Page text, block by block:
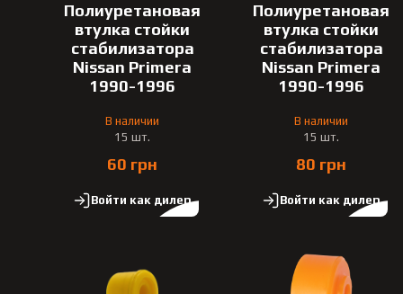
Полиуретановая
втулка стойки
стабилизатора
Nissan Primera
1990-1996
В наличии
15 шт.
60 грн
Войти как дилер
Полиуретановая
втулка стойки
стабилизатора
Nissan Primera
1990-1996
В наличии
15 шт.
80 грн
Войти как дилер